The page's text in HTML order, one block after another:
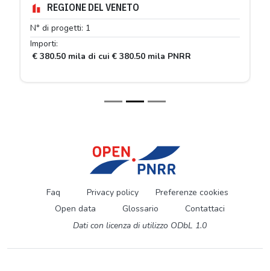
REGIONE DEL VENETO
N° di progetti: 1
Importi:
€ 380.50 mila di cui € 380.50 mila PNRR
Faq Privacy policy
Preferenze cookies
Open data
Glossario
Contattaci
Dati con licenza di utilizzo ODbL 1.0